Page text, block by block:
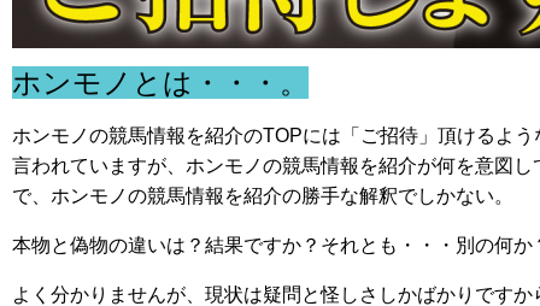
ホンモノとは・・・。
ホンモノの競馬情報を紹介のTOPには「ご招待」頂けるよ
言われていますが、ホンモノの競馬情報を紹介が何を意図
で、ホンモノの競馬情報を紹介の勝手な解釈でしかない。
本物と偽物の違いは？結果ですか？それとも・・・別の何か
よく分かりませんが、現状は疑問と怪しさしかばかりです